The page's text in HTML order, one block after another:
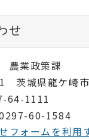
せ
農業政策課
茨城県龍ケ崎
64-1111
60-1584
フォームを利用